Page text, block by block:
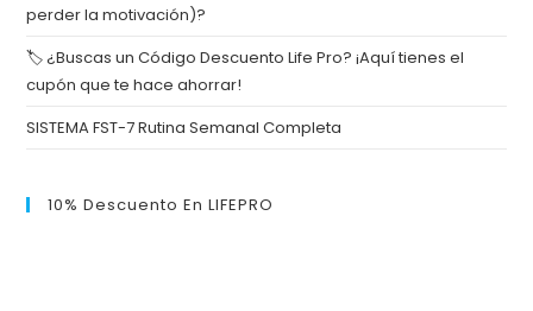
perder la motivación)?
🏷️ ¿Buscas un Código Descuento Life Pro? ¡Aquí tienes el
cupón que te hace ahorrar!
SISTEMA FST-7 Rutina Semanal Completa
10% Descuento En LIFEPRO